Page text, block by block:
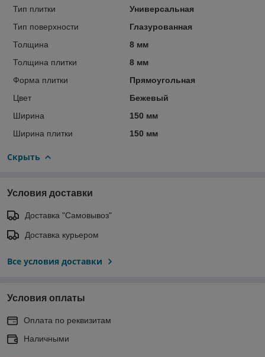
Тип плитки
Универсальная
Тип поверхности
Глазурованная
Толщина
8 мм
Толщина плитки
8 мм
Форма плитки
Прямоугольная
Цвет
Бежевый
Ширина
150 мм
Ширина плитки
150 мм
Скрыть
Условия доставки
Доставка "Самовывоз"
Доставка курьером
Все условия доставки
Условия оплаты
Оплата по реквизитам
Наличными